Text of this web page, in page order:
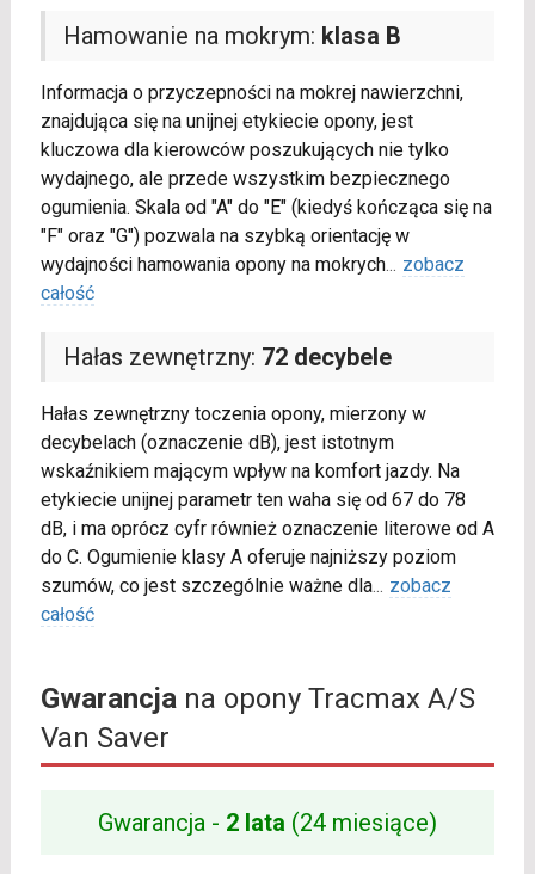
Hamowanie na mokrym: klasa B
Informacja o przyczepności na mokrej nawierzchni,
znajdująca się na unijnej etykiecie opony, jest
kluczowa dla kierowców poszukujących nie tylko
wydajnego, ale przede wszystkim bezpiecznego
ogumienia. Skala od "A" do "E" (kiedyś kończąca się na
"F" oraz "G") pozwala na szybką orientację w
wydajności hamowania opony na mokrych... zobacz
całość
Hałas zewnętrzny: 72 decybele
Hałas zewnętrzny toczenia opony, mierzony w
decybelach (oznaczenie dB), jest istotnym
wskaźnikiem mającym wpływ na komfort jazdy. Na
etykiecie unijnej parametr ten waha się od 67 do 78
dB, i ma oprócz cyfr również oznaczenie literowe od A
do C. Ogumienie klasy A oferuje najniższy poziom
szumów, co jest szczególnie ważne dla... zobacz
całość
Gwarancjana opony Tracmax A/S
Van Saver
Gwarancja - 2 lata (24 miesiące)